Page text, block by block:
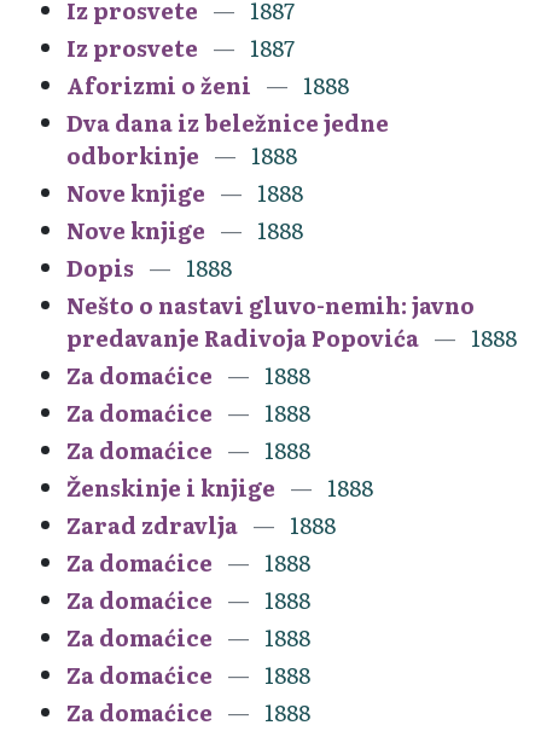
Iz prosvete
1887
Iz prosvete
1887
Aforizmi o ženi
1888
Dva dana iz beležnice jedne
odborkinje
1888
Nove knjige
1888
Nove knjige
1888
Dopis
1888
Nešto o nastavi gluvo-nemih: javno
predavanje Radivoja Popovića
1888
Za domaćice
1888
Za domaćice
1888
Za domaćice
1888
Ženskinje i knjige
1888
Zarad zdravlja
1888
Za domaćice
1888
Za domaćice
1888
Za domaćice
1888
Za domaćice
1888
Za domaćice
1888